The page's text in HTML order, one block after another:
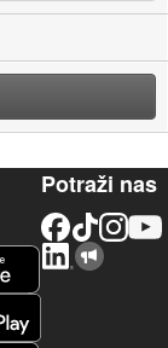
Potraži nas